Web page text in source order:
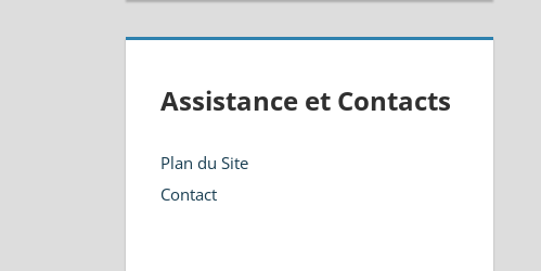
Assistance et Contacts
Plan du Site
Contact